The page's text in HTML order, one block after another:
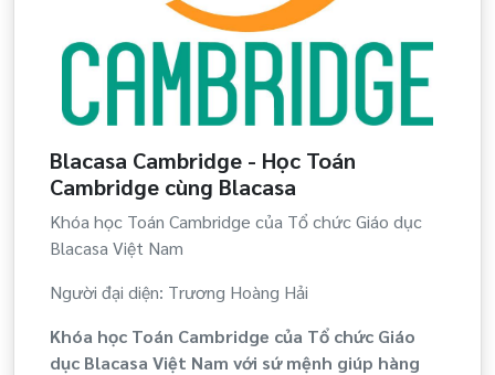
Blacasa Cambridge - Học Toán
Cambridge cùng Blacasa
Khóa học Toán Cambridge của Tổ chức Giáo dục
Blacasa Việt Nam
Người đại diện: Trương Hoàng Hải
Khóa học Toán Cambridge của Tổ chức Giáo
dục Blacasa Việt Nam với sứ mệnh giúp hàng